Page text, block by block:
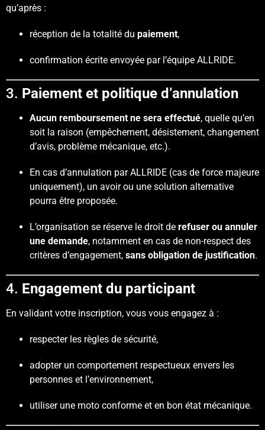
qu’après :
réception de la totalité du paiement,
confirmation écrite envoyée par l’équipe ALLRIDE.
3. Paiement et politique d’annulation
Aucun remboursement ne sera effectué, quelle qu’en
soit la raison (empêchement, désistement, changement
d’avis, problème mécanique, etc.).
En cas d’annulation par ALLRIDE (cas de force majeure
uniquement), un avoir ou une solution alternative
pourra être proposée.
L’organisation se réserve le droit de refuser ou annuler
une demande, notamment en cas de non-respect des
critères d’engagement, sans obligation de justification.
4. Engagement du participant
En validant votre inscription, vous vous engagez à :
respecter les règles de sécurité,
adopter un comportement respectueux envers les
personnes et l’environnement,
utiliser une moto conforme et en bon état mécanique.